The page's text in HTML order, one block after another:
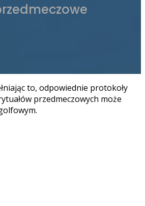
to, odpowiednie protokoły
przedmeczowych może